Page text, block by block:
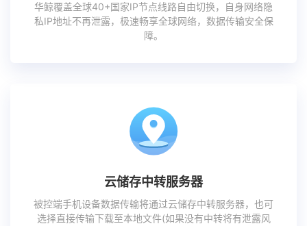
华鲸覆盖全球40+国家IP节点线路自由切换，自身网络隐
私IP地址不再泄露，极速畅享全球网络，数据传输安全保
障。
云储存中转服务器
被控端手机设备数据传输将通过云储存中转服务器，也可
选择直接传输下载至本地文件(如果没有中转将有泄露风